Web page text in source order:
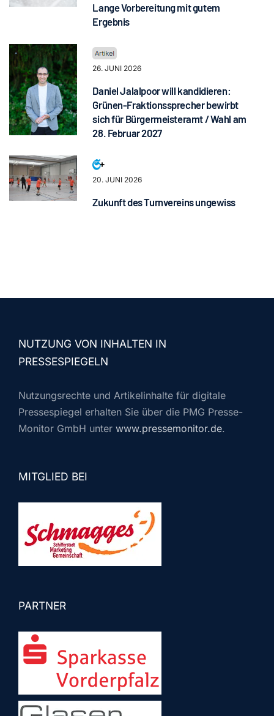
Lange Vorbereitung mit gutem
Ergebnis
26. JUNI 2026
Daniel Jalalpoor will kandidieren:
Grünen-Fraktionssprecher bewirbt
sich für Bürgermeisteramt / Wahl am
28. Februar 2027
20. JUNI 2026
Zukunft des Turnvereins ungewiss
NUTZUNG VON INHALTEN IN
PRESSESPIEGELN
Nutzungsrechte und Artikelinhalte für digitale
Pressespiegel erhalten Sie über die PMG Presse-
Monitor GmbH unter www.pressemonitor.de.
MITGLIED BEI
PARTNER